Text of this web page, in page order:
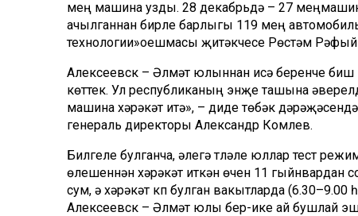
мең машина узды. 28 декабрьдә – 27 мең
ачылганнан бирле барлыгы 119 мең
технологии»оешмасы җитәкчесе Рөстәм
Алексеевск – Әлмәт юлыннан исә беренче биш
көттек. Ул республиканың энҗе ташына
машина хәрәкәт итә», – диде төбәк
генераль директоры Александр Комлев.
Билгеле булганча, әлегә түләүле юллар тест
өлешеннән хәрәкәт иткән өчен 11 гыйнвардан
сум, ә хәрәкәт күп булган вакытларда (6.30–9.00
Алексеевск – Әлмәт юлы бер-ике ай бушлай